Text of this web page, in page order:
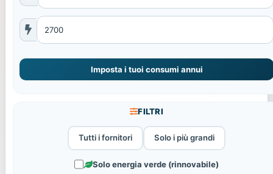
Imposta i tuoi consumi annui
FILTRI
Tutti i fornitori Solo i più grandi
Solo energia verde (rinnovabile)